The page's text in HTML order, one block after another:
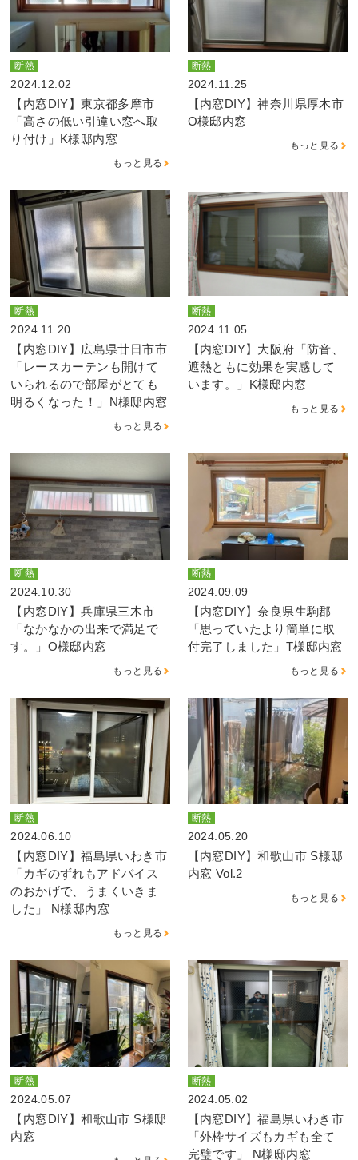
断熱
2024.12.02
【内窓DIY】東京都多摩市
「高さの低い引違い窓へ取
り付け」K様邸内窓
もっと見る
断熱
2024.11.25
【内窓DIY】神奈川県厚木市
O様邸内窓
もっと見る
断熱
2024.11.20
【内窓DIY】広島県廿日市市
「レースカーテンも開けて
いられるので部屋がとても
明るくなった！」N様邸内窓
もっと見る
断熱
2024.11.05
【内窓DIY】大阪府「防音、
遮熱ともに効果を実感して
います。」K様邸内窓
もっと見る
断熱
2024.10.30
【内窓DIY】兵庫県三木市
「なかなかの出来で満足で
す。」O様邸内窓
もっと見る
断熱
2024.09.09
【内窓DIY】奈良県生駒郡
「思っていたより簡単に取
付完了しました」T様邸内窓
もっと見る
断熱
2024.06.10
【内窓DIY】福島県いわき市
「カギのずれもアドバイス
のおかげで、うまくいきま
した」 N様邸内窓
もっと見る
断熱
2024.05.20
【内窓DIY】和歌山市 S様邸
内窓 Vol.2
もっと見る
断熱
2024.05.07
【内窓DIY】和歌山市 S様邸
内窓
断熱
2024.05.02
【内窓DIY】福島県いわき市
「外枠サイズもカギも全て
完璧です」 N様邸内窓